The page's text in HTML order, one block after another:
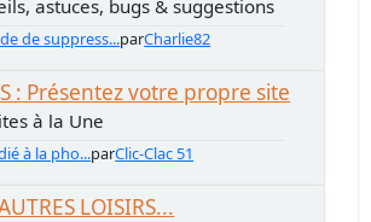
astuces, bugs & suggestions
de suppress...parCharlie82
: Présentez votre propre site
à la Une
à la pho...parClic-Clac 51
LOISIRS...